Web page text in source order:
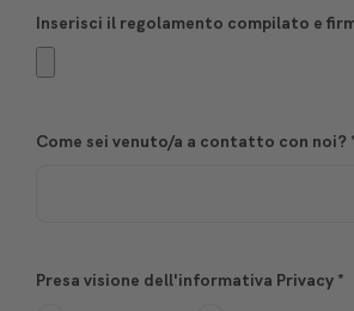
Inserisci il regolamento compilato e
Come sei venuto/a a contatto con noi?
Presa visione dell'informativa Privacy *